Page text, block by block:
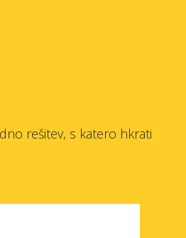
rešitev, s katero hkrati